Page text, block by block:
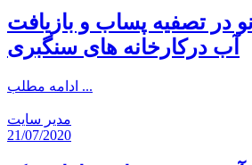
در تصفیه پساب و بازیافت
آب درکارخانه های سنگبری
ادامه مطلب ...
مدیر سایت
21/07/2020